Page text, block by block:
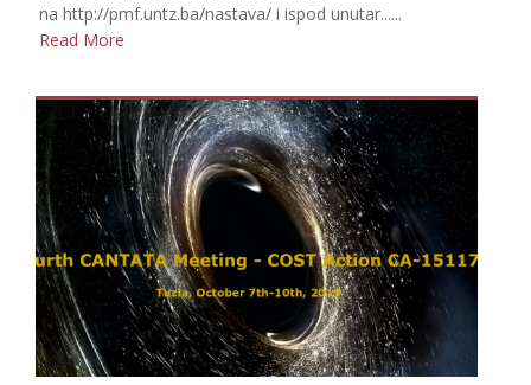
na http://pmf.untz.ba/nastava/ i ispod unutar......
Read More